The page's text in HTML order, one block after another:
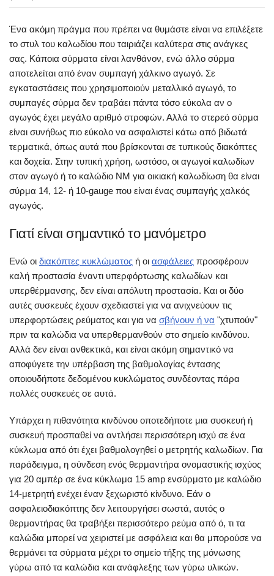
Ένα ακόμη πράγμα που πρέπει να θυμάστε είναι να επιλέξετε
το στυλ του καλωδίου που ταιριάζει καλύτερα στις ανάγκες
σας. Κάποια σύρματα είναι λανθάνον, ενώ άλλο σύρμα
αποτελείται από έναν συμπαγή χάλκινο αγωγό. Σε
εγκαταστάσεις που χρησιμοποιούν μεταλλικό αγωγό, το
συμπαγές σύρμα δεν τραβάει πάντα τόσο εύκολα αν ο
αγωγός έχει μεγάλο αριθμό στροφών. Αλλά το στερεό σύρμα
είναι συνήθως πιο εύκολο να ασφαλιστεί κάτω από βιδωτά
τερματικά, όπως αυτά που βρίσκονται σε τυπικούς διακόπτες
και δοχεία. Στην τυπική χρήση, ωστόσο, οι αγωγοί καλωδίων
στον αγωγό ή το καλώδιο NM για οικιακή καλωδίωση θα είναι
σύρμα 14, 12- ή 10-gauge που είναι ένας συμπαγής χαλκός
αγωγός.
Γιατί είναι σημαντικό το μανόμετρο
Ενώ οι διακόπτες κυκλώματος ή οι ασφάλειες προσφέρουν
καλή προστασία έναντι υπερφόρτωσης καλωδίων και
υπερθέρμανσης, δεν είναι απόλυτη προστασία. Και οι δύο
αυτές συσκευές έχουν σχεδιαστεί για να ανιχνεύουν τις
υπερφορτώσεις ρεύματος και για να σβήνουν ή να "χτυπούν"
πριν τα καλώδια να υπερθερμανθούν στο σημείο κινδύνου.
Αλλά δεν είναι ανθεκτικά, και είναι ακόμη σημαντικό να
αποφύγετε την υπέρβαση της βαθμολογίας έντασης
οποιουδήποτε δεδομένου κυκλώματος συνδέοντας πάρα
πολλές συσκευές σε αυτά.
Υπάρχει η πιθανότητα κινδύνου οποτεδήποτε μια συσκευή ή
συσκευή προσπαθεί να αντλήσει περισσότερη ισχύ σε ένα
κύκλωμα από ότι έχει βαθμολογηθεί ο μετρητής καλωδίων. Για
παράδειγμα, η σύνδεση ενός θερμαντήρα ονομαστικής ισχύος
για 20 αμπέρ σε ένα κύκλωμα 15 amp ενσύρματο με καλώδιο
14-μετρητή ενέχει έναν ξεχωριστό κίνδυνο. Εάν ο
ασφαλειοδιακόπτης δεν λειτουργήσει σωστά, αυτός ο
θερμαντήρας θα τραβήξει περισσότερο ρεύμα από ό, τι τα
καλώδια μπορεί να χειριστεί με ασφάλεια και θα μπορούσε να
θερμάνει τα σύρματα μέχρι το σημείο τήξης της μόνωσης
γύρω από τα καλώδια και ανάφλεξης των γύρω υλικών.